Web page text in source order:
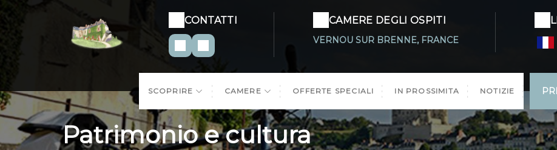
CONTATTI CAMERE DEGLI OSPITI
VERNOU SUR BRENNE, FRANCE
SCOPRIRE CAMERE OFFERTE SPECIALI IN PROSSIMITA NOTIZIE
Patrimonio e cultura